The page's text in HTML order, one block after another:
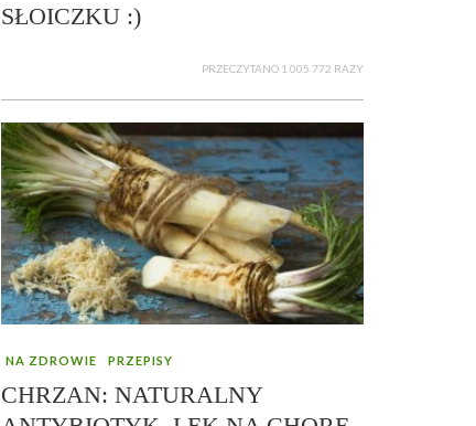
SŁOICZKU :)
PRZECZYTANO 1 005 772 RAZY
NA ZDROWIE PRZEPISY
CHRZAN: NATURALNY